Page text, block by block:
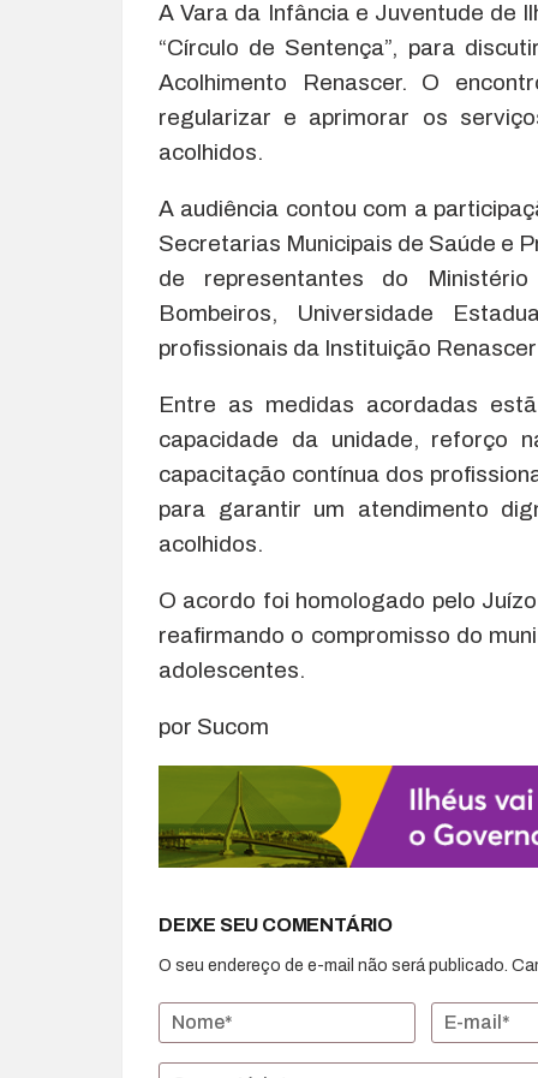
A Vara da Infância e Juventude de
“Círculo de Sentença”, para
Acolhimento Renascer. O
regularizar e aprimorar os
acolhidos.
A audiência contou com a
Secretarias Municipais de Saúde e
de representantes do
Bombeiros, Universidade
profissionais da Instituição
Entre as medidas acordadas
capacidade da unidade, reforço
capacitação contínua dos
para garantir um atendimento
acolhidos.
O acordo foi homologado pelo
reafirmando o compromisso do
adolescentes.
por Sucom
DEIXE SEU COMENTÁRIO
O seu endereço de e-mail não será publicado.